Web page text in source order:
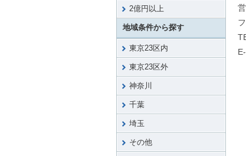
2億円以上
地域条件から探す
東京23区内
東京23区外
神奈川
千葉
埼玉
その他